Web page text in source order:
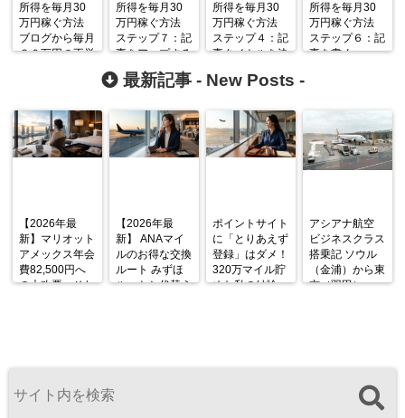
所得を毎月30
万円稼ぐ方法
ブログから毎月
３０万円の不労
所得を毎月30
万円稼ぐ方法
ステップ７：記
事をアップする
所得を毎月30
万円稼ぐ方法
ステップ４：記
事タイトルを決
所得を毎月30
万円稼ぐ方法
ステップ６：記
事を書く
最新記事 - New Posts -
【2026年最
新】マリオット
アメックス年会
費82,500円へ
の大改悪。それ
【2026年最
新】 ANAマイ
ルのお得な交換
ルート みずほ
ルートと代替え
ポイントサイト
に「とりあえず
登録」はダメ！
320万マイル貯
めた私の結論
アシアナ航空
ビジネスクラス
搭乗記 ソウル
（金浦）から東
京（羽田）